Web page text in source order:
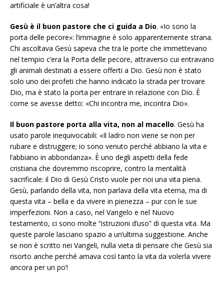
artificiale è un’altra cosa!
Gesù è il buon pastore che ci guida a Dio. «Io sono la
porta delle pecore»: l’immagine è solo apparentemente strana.
Chi ascoltava Gesù sapeva che tra le porte che immettevano
nel tempio c’era la Porta delle pecore, attraverso cui entravano
gli animali destinati a essere offerti a Dio. Gesù non è stato
solo uno dei profeti che hanno indicato la strada per trovare
Dio, ma è stato la porta per entrare in relazione con Dio. È
come se avesse detto: «Chi incontra me, incontra Dio».
Il buon pastore porta alla vita, non al macello. Gesù ha
usato parole inequivocabili: «Il ladro non viene se non per
rubare e distruggere; io sono venuto perché abbiano la vita e
l’abbiano in abbondanza». È uno degli aspetti della fede
cristiana che dovremmo riscoprire, contro la mentalità
sacrificale: il Dio di Gesù Cristo vuole per noi una vita piena.
Gesù, parlando della vita, non parlava della vita eterna, ma di
questa vita – bella e da vivere in pienezza – pur con le sue
imperfezioni. Non a caso, nel Vangelo e nel Nuovo
testamento, ci sono molte “istruzioni d’uso” di questa vita. Ma
queste parole lasciano spazio a un’ultima suggestione. Anche
se non è scritto nei Vangeli, nulla vieta di pensare che Gesù sia
risorto anche perché amava così tanto la vita da volerla vivere
ancora per un po’!